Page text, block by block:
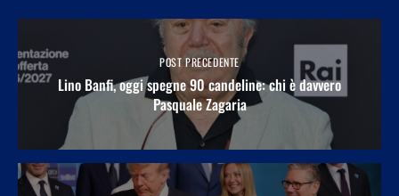
POST PRECEDENTE
Lino Banfi, oggi spegne 90 candeline: chi è davvero
Pasquale Zagaria